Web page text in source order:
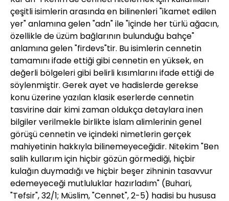
çeşitli isimlerin arasında en bilinenleri "ikamet edilen
yer" anlamına gelen "adn" ile "içinde her türlü ağacın,
özellikle de üzüm bağlarının bulunduğu bahçe"
anlamına gelen "firdevs"tir. Bu isimlerin cennetin
tamamını ifade ettiği gibi cennetin en yüksek, en
değerli bölgeleri gibi belirli kısımlarını ifade ettiği de
söylenmiştir. Gerek ayet ve hadislerde gerekse
konu üzerine yazılan klasik eserlerde cennetin
tasvirine dair kimi zaman oldukça detaylara inen
bilgiler verilmekle birlikte İslam alimlerinin genel
görüşü cennetin ve içindeki nimetlerin gerçek
mahiyetinin hakkıyla bilinemeyeceğidir. Nitekim "Ben
salih kullarım için hiçbir gözün görmediği, hiçbir
kulağın duymadığı ve hiçbir beşer zihninin tasavvur
edemeyeceği mutluluklar hazırladım" (Buhari,
"Tefsir", 32/1; Müslim, "Cennet", 2-5) hadisi bu hususa